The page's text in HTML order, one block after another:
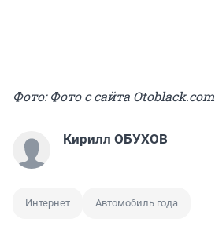
Фото: Фото с сайта Otoblack.com
Кирилл ОБУХОВ
Интернет Автомобиль года